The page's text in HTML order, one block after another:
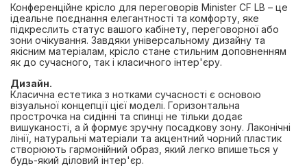
Конференційне крісло для переговорів Minister CF LB – це
ідеальне поєднання елегантності та комфорту, яке
підкреслить статус вашого кабінету, переговорної або
зони очікування. Завдяки універсальному дизайну та
якісним матеріалам, крісло стане стильним доповненням
як до сучасного, так і класичного інтер'єру.
Дизайн.
Класична естетика з нотками сучасності є основою
візуальної концепції цієї моделі. Горизонтальна
прострочка на сидінні та спинці не тільки додає
вишуканості, а й формує зручну посадкову зону. Лаконічні
лінії, натуральні матеріали та акцентний чорний пластик
створюють гармонійний образ, який легко впишеться у
будь-який діловий інтер'єр.